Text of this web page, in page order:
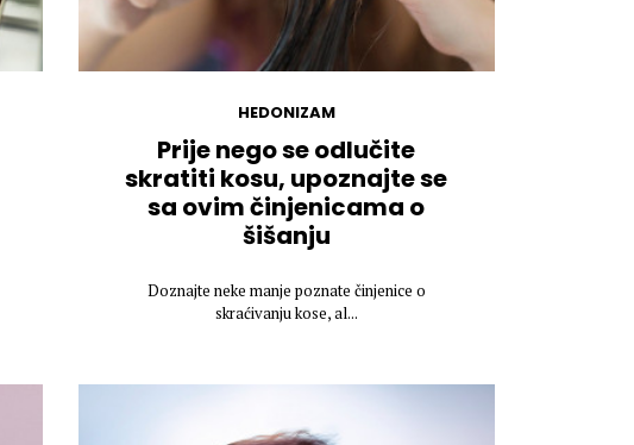
HEDONIZAM
Prije nego se odlučite
skratiti kosu, upoznajte se
sa ovim činjenicama o
šišanju
Doznajte neke manje poznate činjenice o
skraćivanju kose, al...